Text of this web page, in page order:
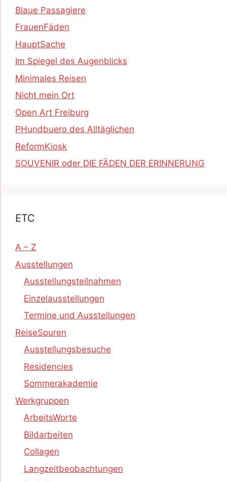
Blaue Passagiere
FrauenFäden
HauptSache
Im Spiegel des Augenblicks
Minimales Reisen
Nicht mein Ort
Open Art Freiburg
PHundbuero des Alltäglichen
ReformKiosk
SOUVENIR oder DIE FÄDEN DER ERINNERUNG
ETC
A – Z
Ausstellungen
Ausstellungsteilnahmen
Einzelausstellungen
Termine und Ausstellungen
ReiseSpuren
Ausstellungsbesuche
Residencies
Sommerakademie
Werkgruppen
ArbeitsWorte
Bildarbeiten
Collagen
Langzeitbeobachtungen